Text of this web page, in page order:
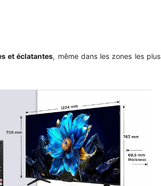
et éclatantes, même dans les zones les plus